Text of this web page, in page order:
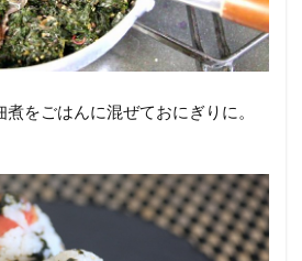
をごはんに混ぜておにぎりに。